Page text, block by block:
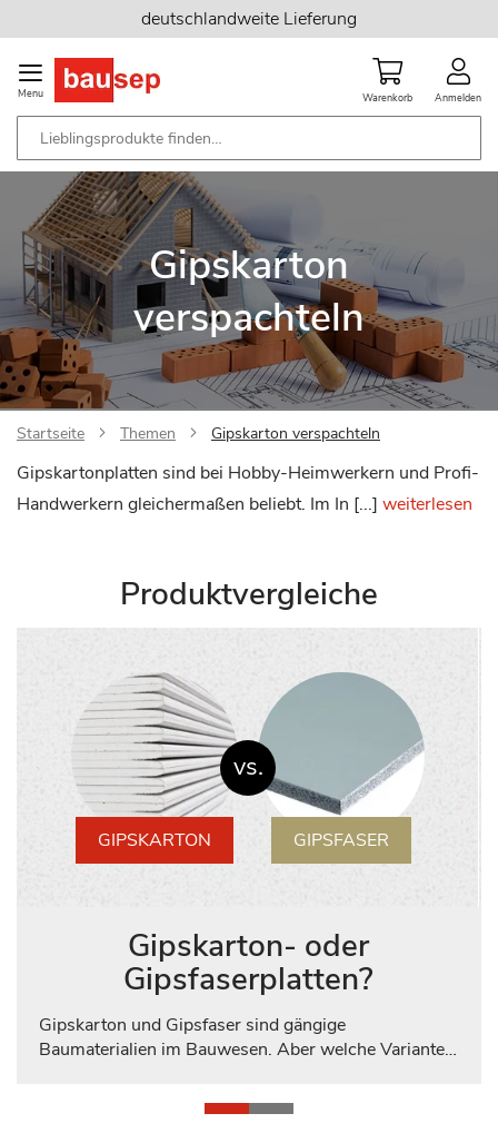
Inhalt
springen
deutschlandweite Lieferung
Menu Warenkorb Anmelden
Gipskarton
verspachteln
Startseite Themen Gipskarton verspachteln
Gipskartonplatten sind bei Hobby-Heimwerkern und Profi-
Handwerkern gleichermaßen beliebt. Im In [...] weiterlesen
Produktvergleiche
GIPSKARTON
vs.
GIPSFASER
Gipskarton- oder
Gipsfaserplatten?
Gipskarton und Gipsfaser sind gängige
Baumaterialien im Bauwesen. Aber welche Variante
vereinfachen Ihre Entscheidungsfindung! Wir stellen
wichtige Eigenschaften gegenüber und die Übersicht